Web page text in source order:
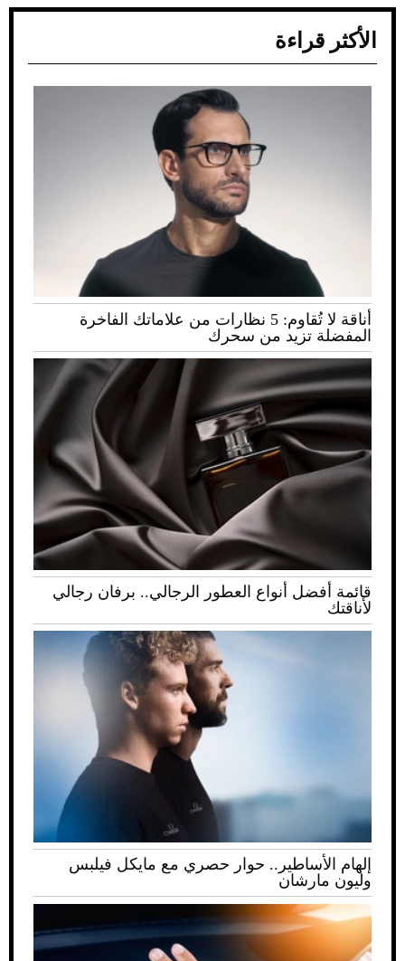
الأكثر قراءة
أناقة لا تُقاوم: 5 نظارات من علاماتك الفاخرة
المفضلة تزيد من سحرك
قائمة أفضل أنواع العطور الرجالي.. برفان رجالي
لأناقتك
إلهام الأساطير.. حوار حصري مع مايكل فيلبس
وليون مارشان